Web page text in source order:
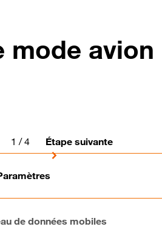
mode avion
1 / 4 Étape suivante
de données mobiles